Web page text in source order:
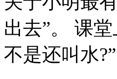
出去”。 课
不是还叫水